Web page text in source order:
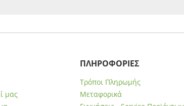
μας
ΠΛΗΡΟΦΟΡΙΕΣ
Τρόποι Πληρωμής
Μεταφορικά